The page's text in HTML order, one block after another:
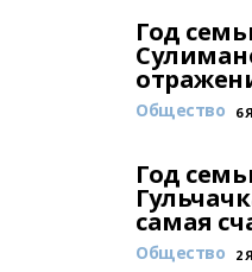
Год
Общество 6
Год
самая
Общество 2